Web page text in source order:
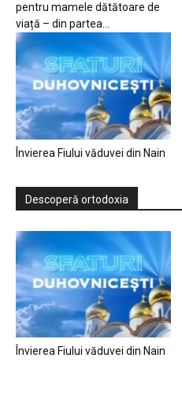
pentru mamele dătătoare de
viață – din partea...
Învierea Fiului văduvei din Nain
Descoperă ortodoxia
Învierea Fiului văduvei din Nain